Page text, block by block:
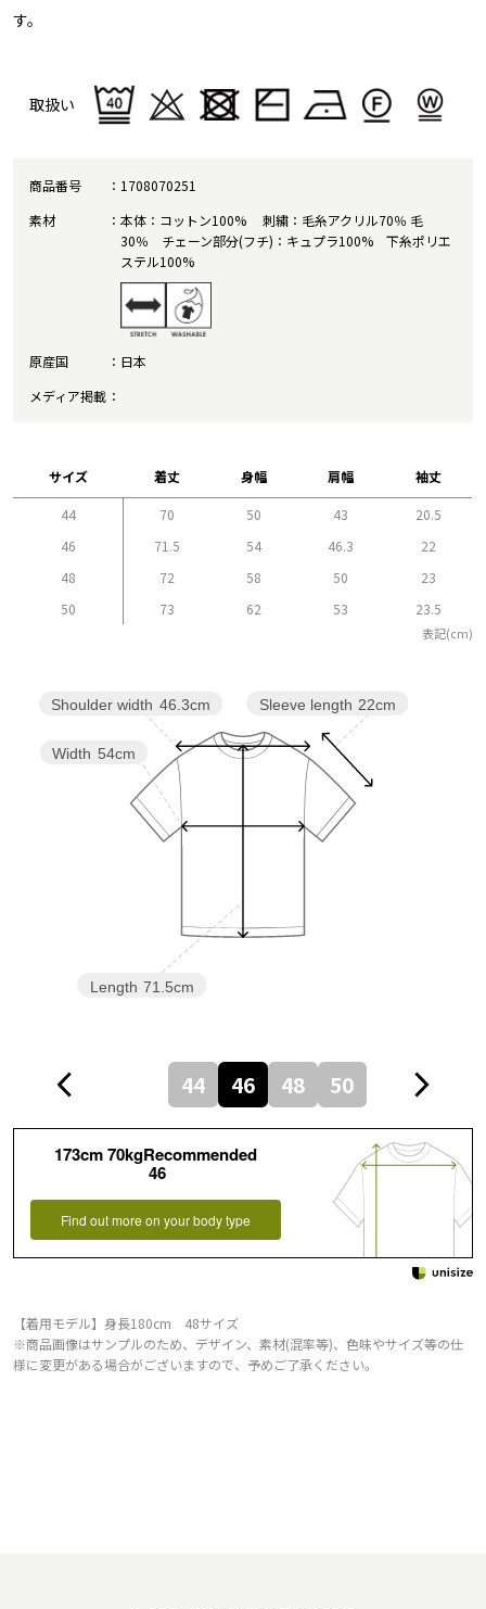
す。
取扱い
商品番号
1708070251
素材
本体：コットン100% 刺繍：毛糸アクリル70％ 毛
30％ チェーン部分(フチ)：キュプラ100% 下糸ポリエ
ステル100%
原産国
日本
メディア掲載
サイズ 着丈 身幅 肩幅 袖丈
44 70 50 43
20.5
46
71.5 54 46.3
22
48
72 58 50
23
50
73 62 53 23.5
表記(cm)
Sleeve length 22cm
Length 71.5cm
Width 54cm
Shoulder width 46.3cm
44 46 48 50
173cm 70kgRecommended
46
Find out more on your body type
【着用モデル】身長180cm 48サイズ
※商品画像はサンプルのため、デザイン、素材(混率等)、色味やサイズ等の仕
様に変更がある場合がございますので、予めご了承ください。